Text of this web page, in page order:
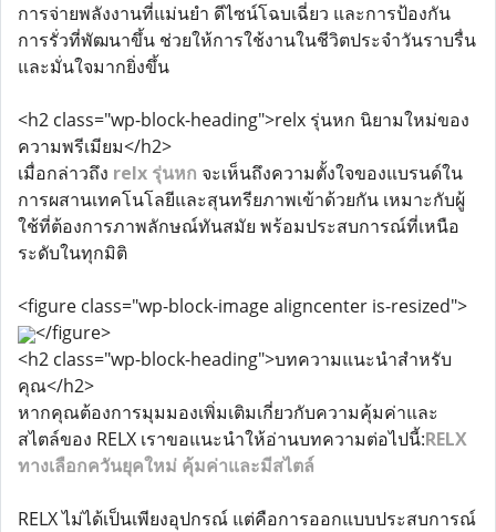
การจ่ายพลังงานที่แม่นยำ ดีไซน์โฉบเฉี่ยว และการป้องกัน
การรั่วที่พัฒนาขึ้น ช่วยให้การใช้งานในชีวิตประจำวันราบรื่น
และมั่นใจมากยิ่งขึ้น
<h2 class="wp-block-heading">relx รุ่นหก นิยามใหม่ของ
ความพรีเมียม</h2>
เมื่อกล่าวถึง relx รุ่นหก จะเห็นถึงความตั้งใจของแบรนด์ใน
การผสานเทคโนโลยีและสุนทรียภาพเข้าด้วยกัน เหมาะกับผู้
ใช้ที่ต้องการภาพลักษณ์ทันสมัย พร้อมประสบการณ์ที่เหนือ
ระดับในทุกมิติ
<figure class="wp-block-image aligncenter is-resized">
</figure>
<h2 class="wp-block-heading">บทความแนะนำสำหรับ
คุณ</h2>
หากคุณต้องการมุมมองเพิ่มเติมเกี่ยวกับความคุ้มค่าและ
สไตล์ของ RELX เราขอแนะนำให้อ่านบทความต่อไปนี้:RELX
ทางเลือกควันยุคใหม่ คุ้มค่าและมีสไตล์
RELX ไม่ได้เป็นเพียงอุปกรณ์ แต่คือการออกแบบประสบการณ์